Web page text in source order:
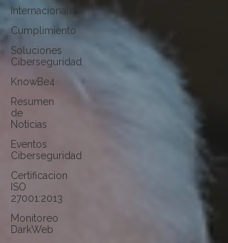
Internacionales
Cumplimiento
Soluciones
Ciberseguridad
KnowBe4
Resumen
de
Noticias
Eventos
Ciberseguridad
Certificacion
ISO
27001:2013
Monitoreo
DarkWeb